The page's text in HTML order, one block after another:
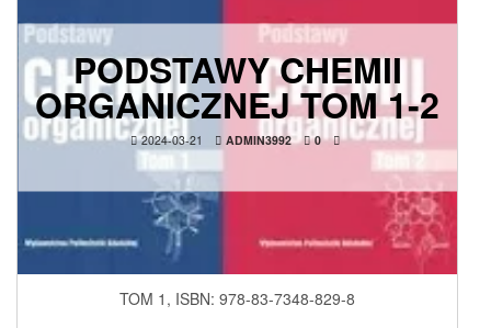
PODSTAWY CHEMII
ORGANICZNEJ TOM 1-2
2024-03-21 ADMIN3992 0
TOM 1, ISBN: 978-83-7348-829-8